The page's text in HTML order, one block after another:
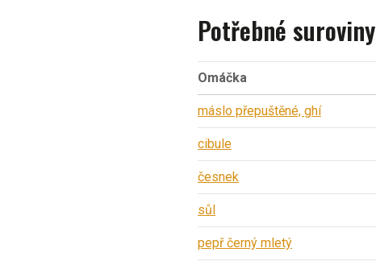
Potřebné suroviny
Omáčka
máslo přepuštěné, ghí
cibule
česnek
sůl
pepř černý mletý